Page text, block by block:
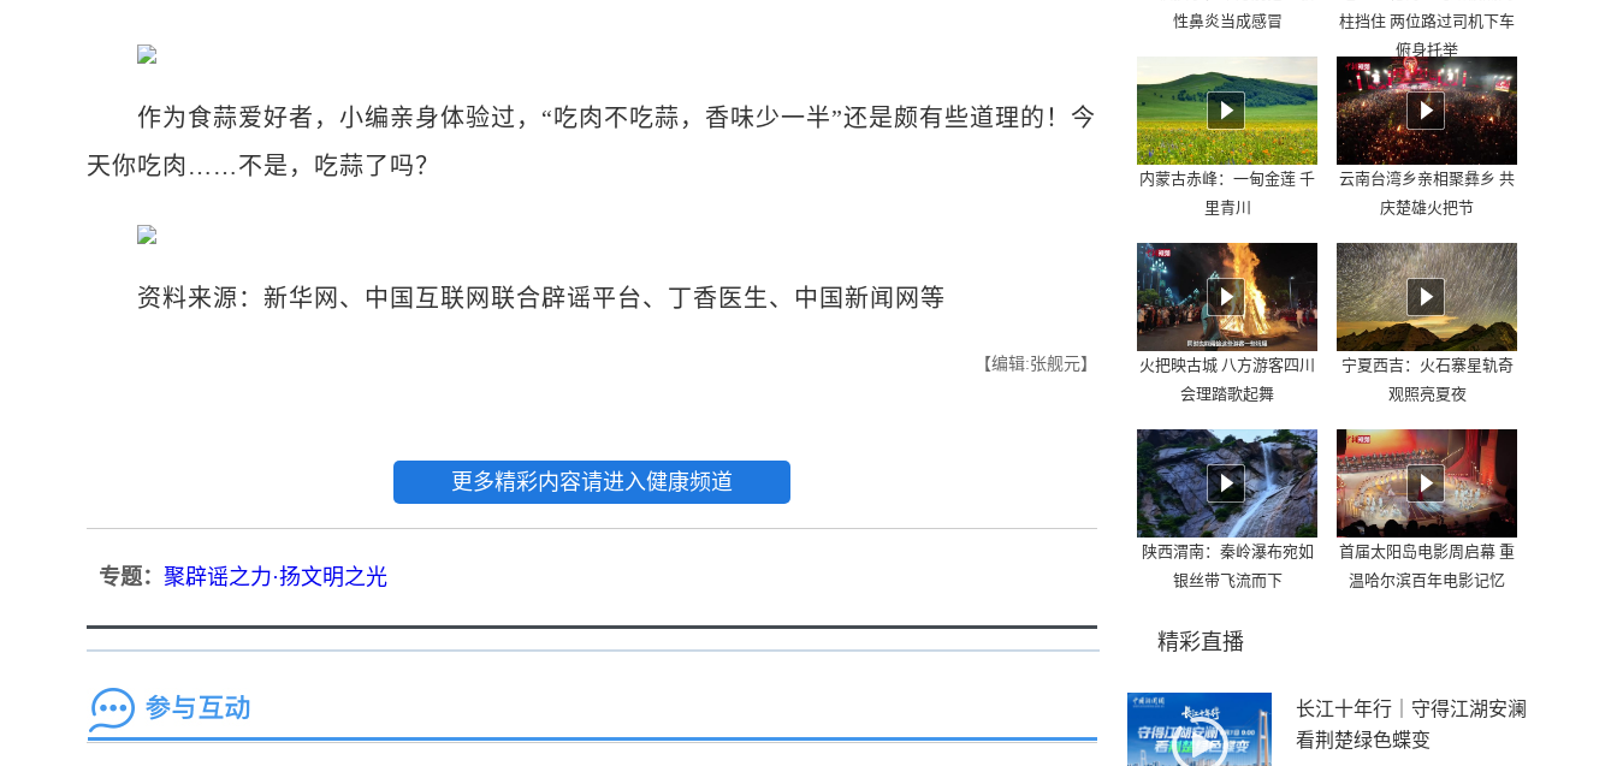
作为食蒜爱好者，小编亲身体验过，“吃肉不吃蒜，香味少一半”还是颇有些道理的！今
天你吃肉……不是，吃蒜了吗？
资料来源：新华网、中国互联网联合辟谣平台、丁香医生、中国新闻网等
【编辑:张舰元】
更多精彩内容请进入健康频道
专题： 聚辟谣之力·扬文明之光
性鼻炎当成感冒
柱挡住 两位路过司机下车
俯身托举
内蒙古赤峰：一甸金莲 千
里青川
云南台湾乡亲相聚彝乡 共
庆楚雄火把节
火把映古城 八方游客四川
会理踏歌起舞
宁夏西吉：火石寨星轨奇
观照亮夏夜
陕西渭南：秦岭瀑布宛如
银丝带飞流而下
首届太阳岛电影周启幕 重
温哈尔滨百年电影记忆
精彩直播
长江十年行｜守得江湖安澜
看荆楚绿色蝶变